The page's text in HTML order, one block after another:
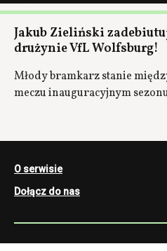
Jakub Zieliński
drużynie VfL Wolfsburg!
Młody bramkarz stanie
meczu inauguracyjnym
O serwisie
Dołącz do nas